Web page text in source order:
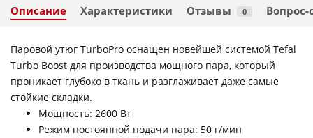
Описание Характеристики Отзывы 0 Вопрос-
Паровой утюг TurboPro оснащен новейшей системой Tefal
Turbo Boost для производства мощного пара, который
проникает глубоко в ткань и разглаживает даже самые
стойкие складки.
Мощность: 2600 Вт
Режим постоянной подачи пара: 50 г/мин